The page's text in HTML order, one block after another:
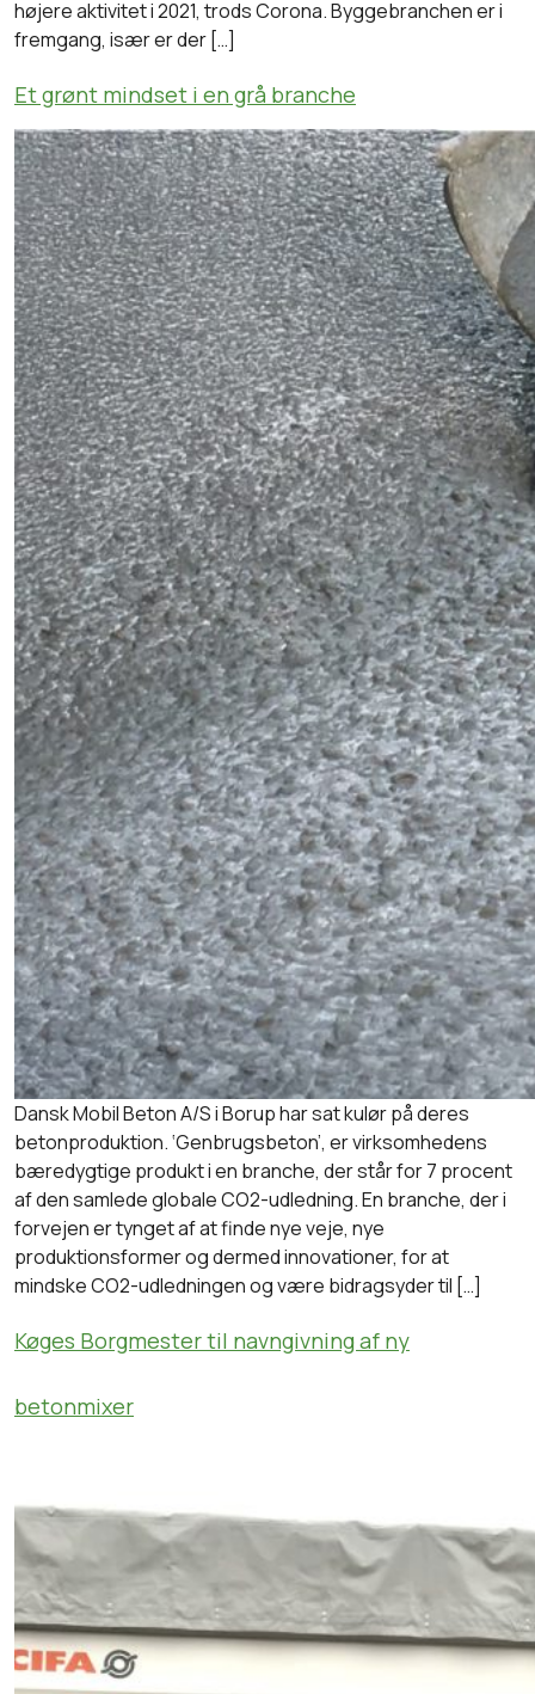
højere aktivitet i 2021, trods Corona. Byggebranchen er i
fremgang, især er der […]
Et grønt mindset i en grå branche
Dansk Mobil Beton A/S i Borup har sat kulør på deres
betonproduktion. ‘Genbrugsbeton’, er virksomhedens
bæredygtige produkt i en branche, der står for 7 procent
af den samlede globale CO2-udledning. En branche, der i
forvejen er tynget af at finde nye veje, nye
produktionsformer og dermed innovationer, for at
mindske CO2-udledningen og være bidragsyder til […]
Køges Borgmester til navngivning af ny
betonmixer